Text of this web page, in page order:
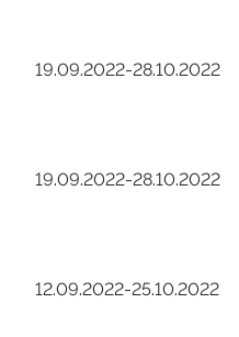
19.09.2022-28.10.2022
19.09.2022-28.10.2022
12.09.2022-25.10.2022